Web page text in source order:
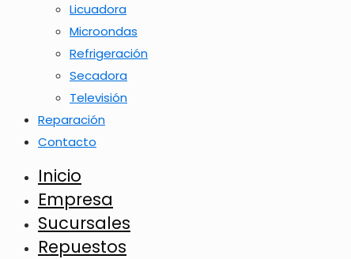
Licuadora
Microondas
Refrigeración
Secadora
Televisión
Reparación
Contacto
Inicio
Empresa
Sucursales
Repuestos